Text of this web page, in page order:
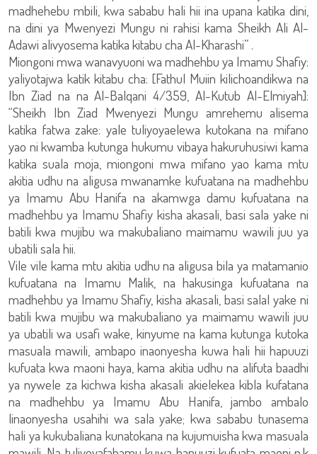
madhehebu mbili, kwa sababu hali hii ina upana katika dini,
na dini ya Mwenyezi Mungu ni rahisi kama Sheikh Ali Al-
Adawi alivyosema katika kitabu cha Al-Kharashi” .
Miongoni mwa wanavyuoni wa madhehbu ya Imamu Shafiy:
yaliyotajwa katik kitabu cha: [Fathul Muiin kilichoandikwa na
Ibn Ziad na na Al-Balqani 4/359, Al-Kutub Al-Elmiyah]:
“Sheikh Ibn Ziad Mwenyezi Mungu amrehemu alisema
katika fatwa zake: yale tuliyoyaelewa kutokana na mifano
yao ni kwamba kutunga hukumu vibaya hakuruhusiwi kama
katika suala moja, miongoni mwa mifano yao kama mtu
akitia udhu na aligusa mwanamke kufuatana na madhehbu
ya Imamu Abu Hanifa na akamwga damu kufuatana na
madhehbu ya Imamu Shafiy kisha akasali, basi sala yake ni
batili kwa mujibu wa makubaliano maimamu wawili juu ya
ubatili sala hii.
Vile vile kama mtu akitia udhu na aligusa bila ya matamanio
kufuatana na Imamu Malik, na hakusinga kufuatana na
madhehbu ya Imamu Shafiy, kisha akasali, basi salal yake ni
batili kwa mujibu wa makubaliano ya maimamu wawili juu
ya ubatili wa usafi wake, kinyume na kama kutunga kutoka
masuala mawili, ambapo inaonyesha kuwa hali hii hapuuzi
kufuata kwa maoni haya, kama akitia udhu na alifuta baadhi
ya nywele za kichwa kisha akasali akielekea kibla kufatana
na madhehbu ya Imamu Abu Hanifa, jambo ambalo
linaonyesha usahihi wa sala yake; kwa sababu tunasema
hali ya kukubaliana kunatokana na kujumuisha kwa masuala